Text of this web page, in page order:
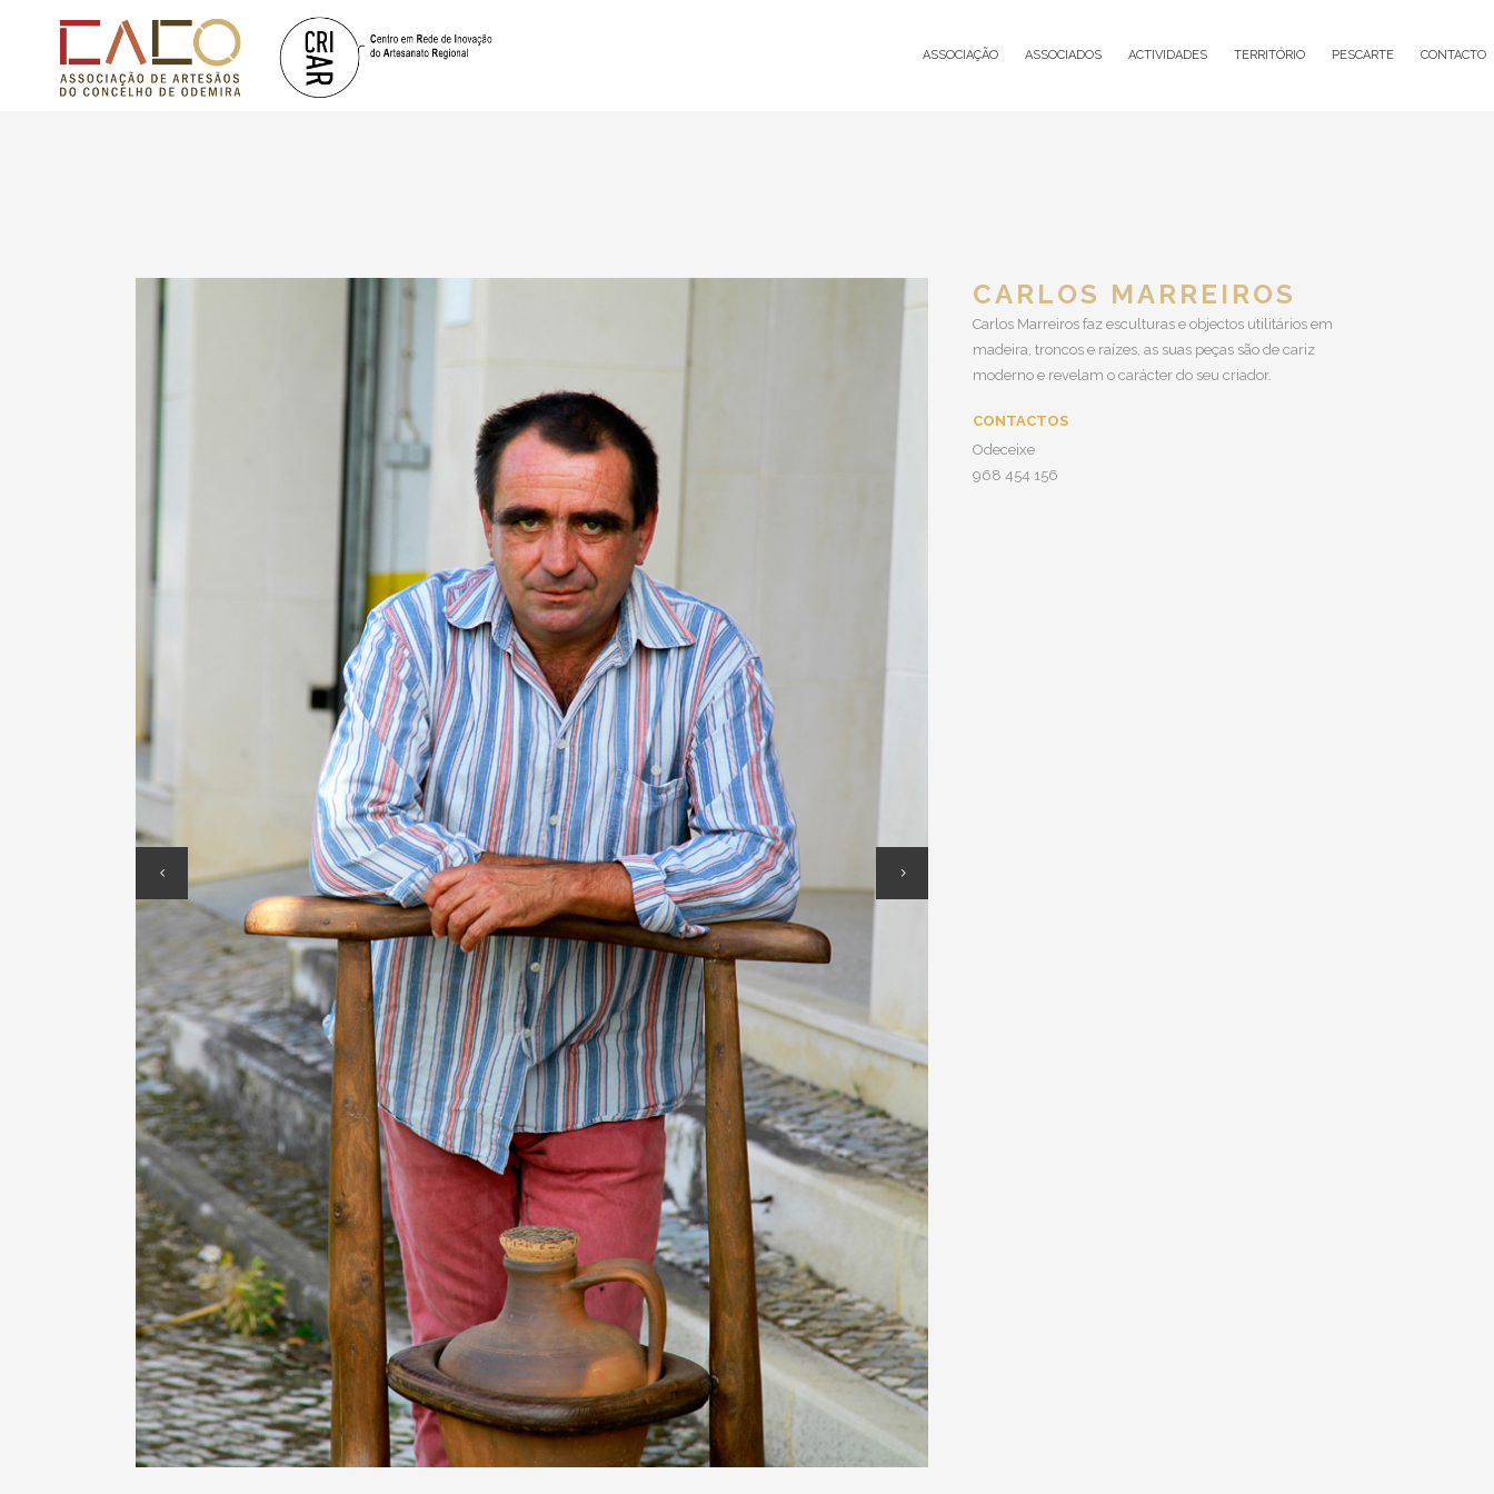
ASSOCIAÇÃO ASSOCIADOS ACTIVIDADES TERRITÓRIO PESCARTE CONTACTO
CARLOS MARREIROS
Carlos Marreiros faz esculturas e objectos utilitários em
madeira, troncos e raízes, as suas peças são de cariz
moderno e revelam o carácter do seu criador.
CONTACTOS
Odeceixe
968 454 156